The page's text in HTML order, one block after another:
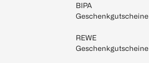
BIPA
Geschenkgutscheine
REWE
Geschenkgutscheine